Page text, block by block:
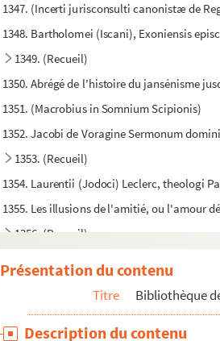
1347. (Incerti jurisconsulti canonistæ de
1348. Bartholomei (Iscani), Exoniensis
1349. (Recueil)
1350. Abrégé de l'histoire du jansénisme
1351. (Macrobius in Somnium Scipionis)
1352. Jacobi de Voragine Sermonum
1353. (Recueil)
1354. Laurentii (Jodoci) Leclerc, theologi
1355. Les illusions de l'amitié, ou l'amour
1356. (Recueil)
1360. Nicolai de Hanapis liber de Exemplis
Présentation du contenu
Titre Bibliothèque
Description du contenu